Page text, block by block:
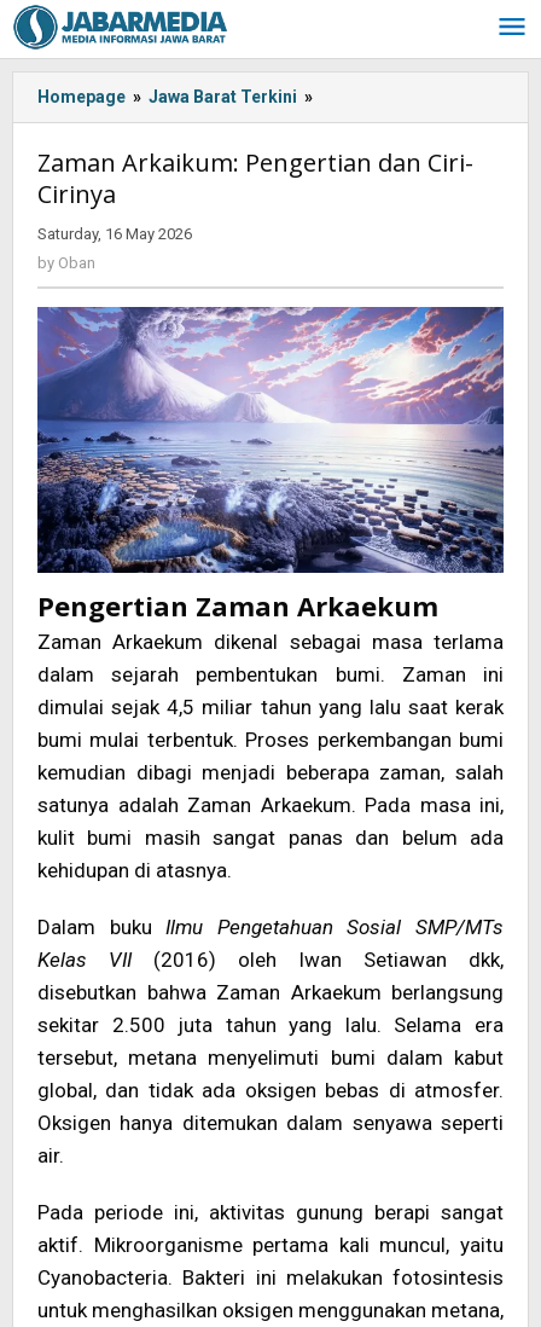
Skip
to
content
Homepage » Jawa Barat Terkini »
Arkaikum:
dan
Zaman Arkaikum: Pengertian dan Ciri-
Cirinya
Saturday, 16 May 2026
by Oban
Pengertian Zaman Arkaekum
Zaman Arkaekum dikenal sebagai masa terlama
dalam sejarah pembentukan bumi. Zaman ini
dimulai sejak 4,5 miliar tahun yang lalu saat kerak
bumi mulai terbentuk. Proses perkembangan bumi
kemudian dibagi menjadi beberapa zaman, salah
satunya adalah Zaman Arkaekum. Pada masa ini,
kulit bumi masih sangat panas dan belum ada
kehidupan di atasnya.
Dalam bukuIlmu Pengetahuan Sosial SMP/MTs
Kelas VII(2016) oleh Iwan Setiawan dkk,
disebutkan bahwa Zaman Arkaekum berlangsung
sekitar 2.500 juta tahun yang lalu. Selama era
tersebut, metana menyelimuti bumi dalam kabut
global, dan tidak ada oksigen bebas di atmosfer.
Oksigen hanya ditemukan dalam senyawa seperti
air.
Pada periode ini, aktivitas gunung berapi sangat
aktif. Mikroorganisme pertama kali muncul, yaitu
Cyanobacteria. Bakteri ini melakukan fotosintesis
untuk menghasilkan oksigen menggunakan metana,